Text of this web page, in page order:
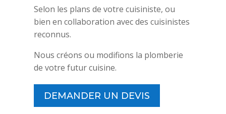
Selon les plans de votre cuisiniste, ou
bien en collaboration avec des cuisinistes
reconnus.
Nous créons ou modifions la plomberie
de votre futur cuisine.
DEMANDER UN DEVIS